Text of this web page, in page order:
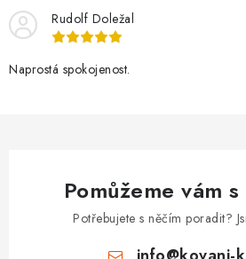
Rudolf Doležal
Naprostá spokojenost.
Pomůžeme vám
Potřebujete s něčím poradit?